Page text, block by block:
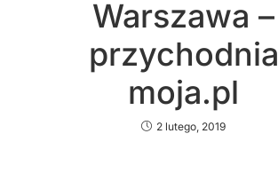
Warszawa –
przychodnia
moja.pl
2 lutego, 2019